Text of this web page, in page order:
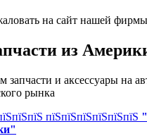
на сайт нашей
из
запчасти и аксессуары на
рынка
пїЅпїЅпїЅпїЅпїЅпїЅ